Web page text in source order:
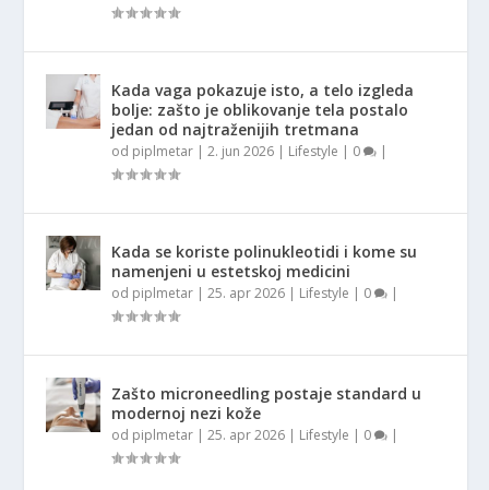
Kada vaga pokazuje isto, a telo izgleda
bolje: zašto je oblikovanje tela postalo
jedan od najtraženijih tretmana
od piplmetar |2. jun 2026 | Lifestyle | 0 |
Kada se koriste polinukleotidi i kome su
namenjeni u estetskoj medicini
od piplmetar |25. apr 2026 | Lifestyle | 0 |
Zašto microneedling postaje standard u
modernoj nezi kože
od piplmetar |25. apr 2026 | Lifestyle | 0 |